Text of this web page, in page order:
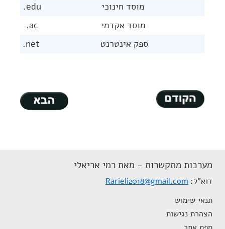
מוסד חינוכי
edu.
מוסד אקדמי
ac.
ספק אינטרנט
מערכות מתקשרות - מאת רמי אריאלי
דוא"ל Rarieli2018@gmail.com
תנאי שימוש
הצהרת נגישות